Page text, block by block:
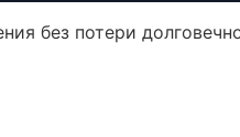
без потери